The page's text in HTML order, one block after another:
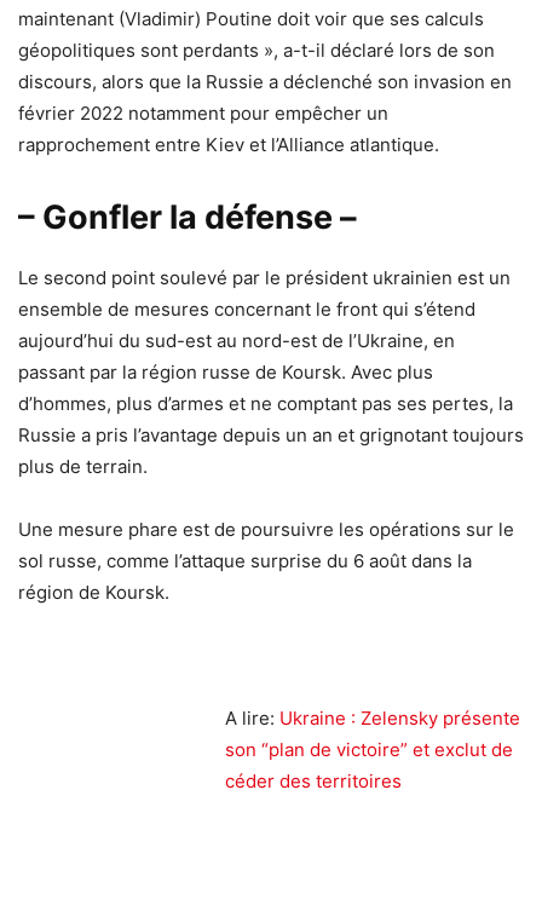
maintenant (Vladimir) Poutine doit voir que ses calculs
géopolitiques sont perdants », a-t-il déclaré lors de son
discours, alors que la Russie a déclenché son invasion en
février 2022 notamment pour empêcher un
rapprochement entre Kiev et l’Alliance atlantique.
– Gonfler la défense –
Le second point soulevé par le président ukrainien est un
ensemble de mesures concernant le front qui s’étend
aujourd’hui du sud-est au nord-est de l’Ukraine, en
passant par la région russe de Koursk. Avec plus
d’hommes, plus d’armes et ne comptant pas ses pertes, la
Russie a pris l’avantage depuis un an et grignotant toujours
plus de terrain.
Une mesure phare est de poursuivre les opérations sur le
sol russe, comme l’attaque surprise du 6 août dans la
région de Koursk.
A lire: Ukraine : Zelensky présente
son “plan de victoire” et exclut de
céder des territoires